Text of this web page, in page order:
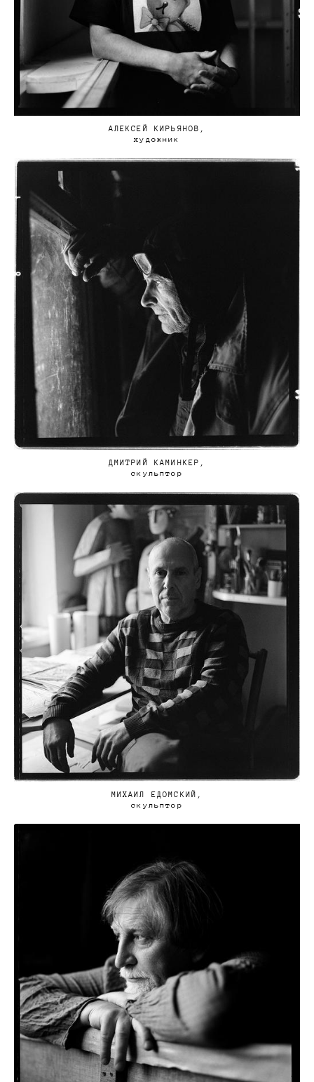
АЛЕКСЕЙ КИРЬЯНОВ,
художник
ДМИТРИЙ КАМИНКЕР,
скульптор
МИХАИЛ ЕДОМСКИЙ,
скульптор